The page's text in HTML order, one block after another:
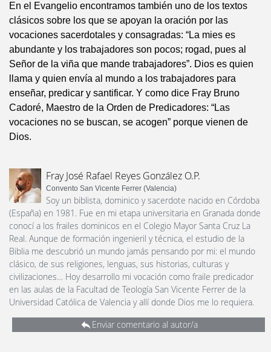
En el Evangelio encontramos también uno de los textos
clásicos sobre los que se apoyan la oración por las
vocaciones sacerdotales y consagradas: “La mies es
abundante y los trabajadores son pocos; rogad, pues al
Señor de la viña que mande trabajadores”. Dios es quien
llama y quien envía al mundo a los trabajadores para
enseñar, predicar y santificar. Y como dice Fray Bruno
Cadoré, Maestro de la Orden de Predicadores: “Las
vocaciones no se buscan, se acogen” porque vienen de
Dios.
Fray José Rafael Reyes González O.P.
Convento San Vicente Ferrer (Valencia)
Soy un biblista, dominico y sacerdote nacido en Córdoba
(España) en 1981. Fue en mi etapa universitaria en Granada donde
conocí a los frailes dominicos en el Colegio Mayor Santa Cruz La
Real. Aunque de formación ingenieril y técnica, el estudio de la
Biblia me descubrió un mundo jamás pensando por mi: el mundo
clásico, de sus religiones, lenguas, sus historias, culturas y
civilizaciones… Hoy desarrollo mi vocación como fraile predicador
en las aulas de la Facultad de Teología San Vicente Ferrer de la
Universidad Católica de Valencia y allí donde Dios me lo requiera.
Enviar comentario al autor/a